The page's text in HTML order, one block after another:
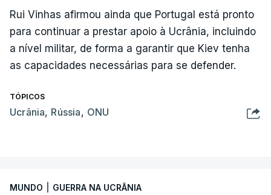
Rui Vinhas afirmou ainda que Portugal está pronto
para continuar a prestar apoio à Ucrânia, incluindo
a nível militar, de forma a garantir que Kiev tenha
as capacidades necessárias para se defender.
TÓPICOS
Ucrânia, Rússia, ONU
MUNDO GUERRA NA UCRÂNIA